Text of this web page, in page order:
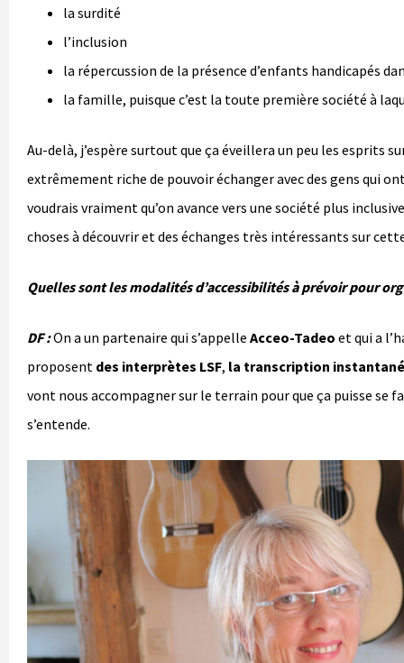
la surdité
l’inclusion
la répercussion de la présence d’enfants handicapés
la famille, puisque c’est la toute première société à
Au-delà, j’espère surtout que ça éveillera un peu les esprits
extrêmement riche de pouvoir échanger avec des gens qui
voudrais vraiment qu’on avance vers une société plus
choses à découvrir et des échanges très intéressants sur
Quelles sont les modalités d’accessibilités à prévoir pour
DF :On a un partenaire qui s’appelle Acceo-Tadeo et qui a
proposent des interprètes LSF, la transcription
vont nous accompagner sur le terrain pour que ça puisse se
s’entende.